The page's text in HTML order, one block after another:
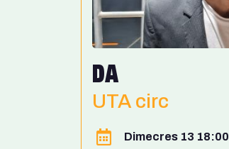
DA
UTA circ
Dimecres 13 18:00